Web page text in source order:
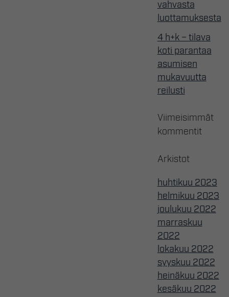
vahvasta
luottamuksesta
4 h+k – tilava
koti parantaa
asumisen
mukavuutta
reilusti
Viimeisimmät
kommentit
Arkistot
huhtikuu 2023
helmikuu 2023
joulukuu 2022
marraskuu
2022
lokakuu 2022
syyskuu 2022
heinäkuu 2022
kesäkuu 2022